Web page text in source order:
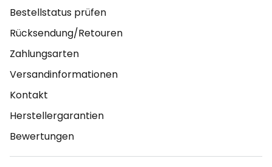
Bestellstatus prüfen
Rücksendung/Retouren
Zahlungsarten
Versandinformationen
Kontakt
Herstellergarantien
Bewertungen